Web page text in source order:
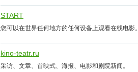
START
您可以在世界任何地方的任何设备上观看在线电影。
kino-teatr.ru
采访、文章、首映式、海报、电影和剧院新闻。